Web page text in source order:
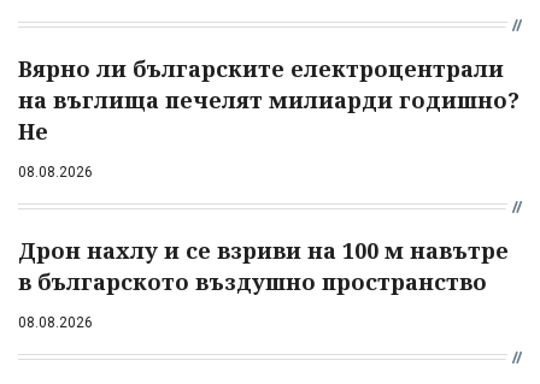
Вярно ли българските електроцентрали
на въглища печелят милиарди годишно?
Не
08.08.2026
Дрон нахлу и се взриви на 100 м навътре
в българското въздушно пространство
08.08.2026